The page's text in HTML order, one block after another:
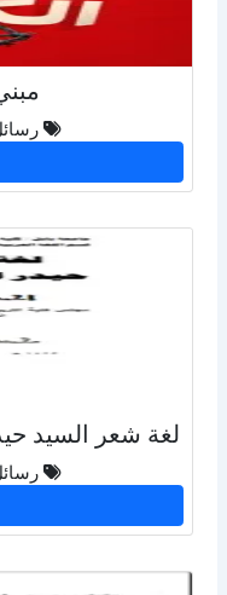
لغة شعر السيد